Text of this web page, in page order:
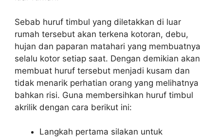
Sebab huruf timbul yang diletakkan di luar
rumah tersebut akan terkena kotoran, debu,
hujan dan paparan matahari yang membuatnya
selalu kotor setiap saat. Dengan demikian akan
membuat huruf tersebut menjadi kusam dan
tidak menarik perhatian orang yang melihatnya
bahkan risi. Guna membersihkan huruf timbul
akrilik dengan cara berikut ini:
Langkah pertama silakan untuk